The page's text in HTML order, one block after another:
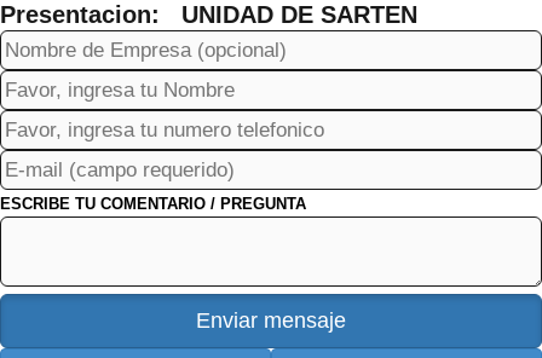
Presentacion: UNIDAD DE SARTEN
ESCRIBE TU COMENTARIO / PREGUNTA